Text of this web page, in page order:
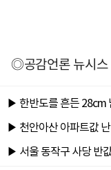
◎공감언론 뉴시스